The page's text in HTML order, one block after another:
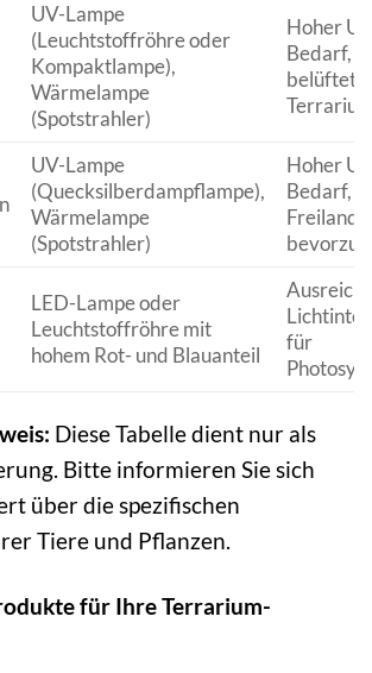
UV-Lampe
(Leuchtstoffröhre oder
Kompaktlampe),
Wärmelampe
(Spotstrahler)
Hoher
Bedarf,
UV-Lampe
(Quecksilberdampflampe),
Wärmelampe
(Spotstrahler)
Hoher
Bedarf,
LED-Lampe oder
Leuchtstoffröhre mit
hohem Rot- und Blauanteil
für
Diese Tabelle dient nur als
Bitte informieren Sie sich
über die spezifischen
Tiere und Pflanzen.
für Ihre Terrarium-